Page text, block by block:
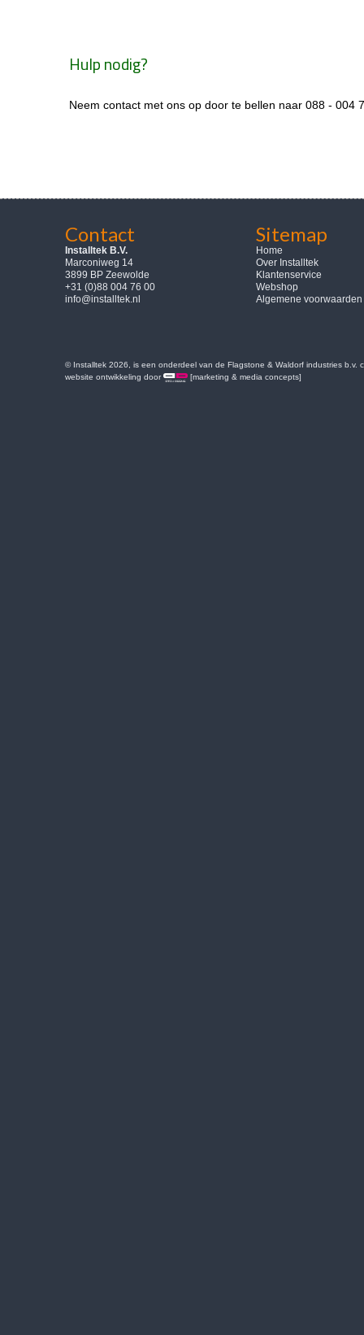
Hulp nodig?
Neem contact met ons op door te bellen naar 088 - 004
Contact
Installtek B.V.
Marconiweg 14
3899 BP Zeewolde
+31 (0)88 004 76 00
info@installtek.nl
Sitemap
Home
Over Installtek
Klantenservice
Webshop
Algemene voorwaarden
© Installtek 2026, is een onderdeel van de Flagstone & Waldorf industries b.v.
website ontwikkeling door
[marketing & media concepts]